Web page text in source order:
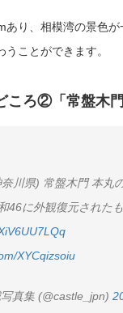
あり、相模湾の景色
ことができます。
ころ②「常盤木門
川県) 常盤木門 本丸
46に外観復元されたも
XYCqizsoiu
真集 (@castle_jpn)